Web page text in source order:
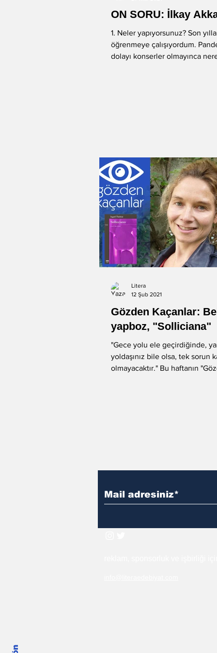
ON SORU: İlkay
1. Neler yapıyorsunuz? Son yıllarda tarım
öğrenmeye çalışıyordum.
dolayı konserler olmayınca
Gözden Kaçanlar:
yapboz, "Solliciana"
"Gece yolu ele geçirdiğinde,
yoldaşınız bile olsa, tek sorun
olmayacaktır." Bu haftanın
Litera
12 Şub 2021